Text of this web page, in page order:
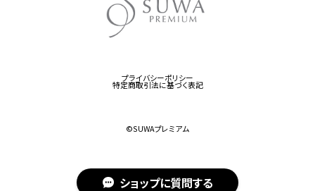
プライバシーポリシー
特定商取引法に基づく表記
©︎SUWAプレミアム
ショップに質問する